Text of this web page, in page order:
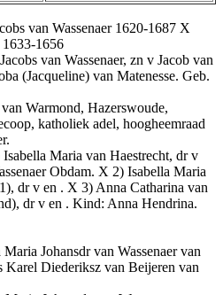
van Wassenaer 1620-1687 X
1656
van Wassenaer, zn v Jacob van
(Jacqueline) van Matenesse. Geb.
Warmond, Hazerswoude,
katholiek adel, hoogheemraad
Maria van Haestrecht, dr v
Obdam. X 2) Isabella Maria
dr v en . X 3) Anna Catharina van
dr v en . Kind: Anna Hendrina.
Johansdr van Wassenaer van
Diederiksz van Beijeren van